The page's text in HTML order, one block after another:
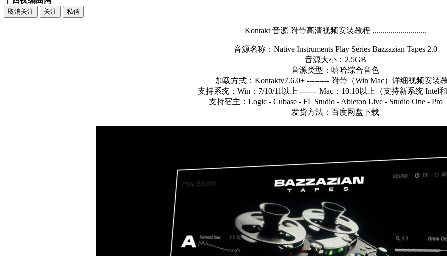
取消关注 关注 私信
Kontakt 音源 附带高清视频安装教程 ...........................
音源名称：Native Instruments Play Series Bazzazian Tapes 2.0
音源大小：2.5GB
音源类型：嘻哈综合音色
加载方式：Kontaktv7.6.0+ --------- 附带（Win Mac）详细视频安装
支持系统：Win：7/10/11以上 ------- Mac：10.10以上（支持新系统 Intel和
支持宿主：Logic - Cubase - FL Studio - Ableton Live - Studio One - Pro
发货方法：百度网盘下载